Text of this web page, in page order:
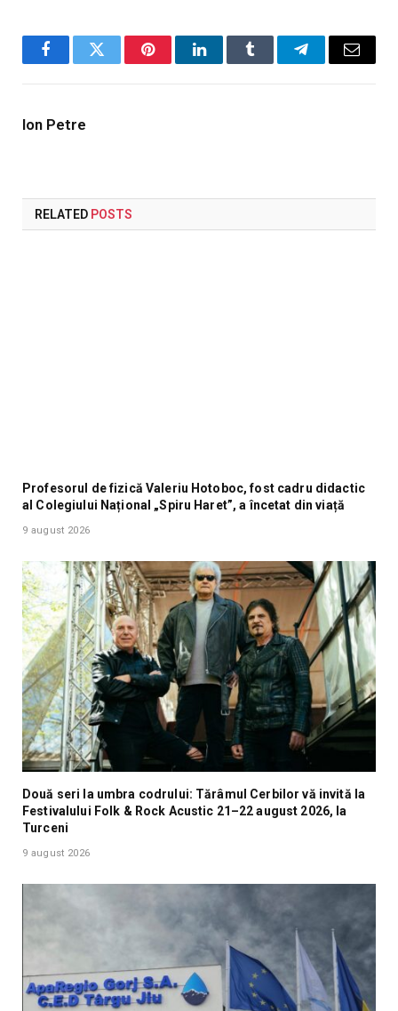
FacebookTwitter PinterestLinkedInTumblr TelegramEmail
Ion Petre
RELATED POSTS
Profesorul de fizică Valeriu Hotoboc, fost cadru didactic
al Colegiului Național „Spiru Haret”, a încetat din viață
9 august 2026
Două seri la umbra codrului: Tărâmul Cerbilor vă invită la
Festivalului Folk & Rock Acustic 21–22 august 2026, la
Turceni
9 august 2026